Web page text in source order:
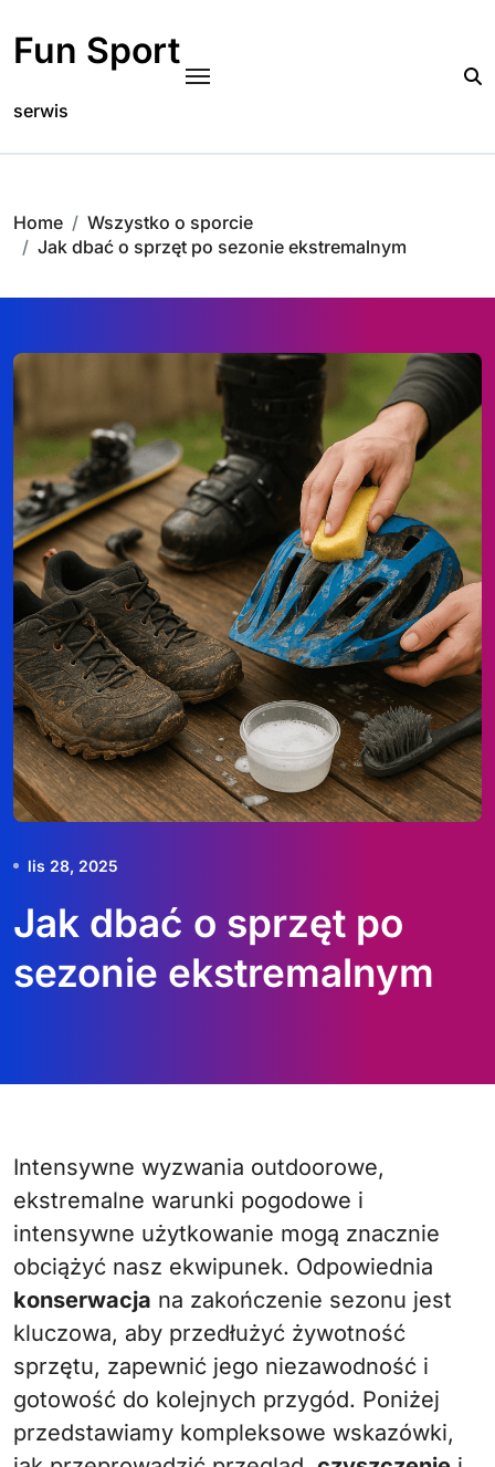
content
Fun Sport
serwis
Home
Wszystko o sporcie
Jak dbać o sprzęt po sezonie ekstremalnym
lis 28, 2025
Jak dbać o sprzęt po
sezonie ekstremalnym
Intensywne wyzwania outdoorowe,
ekstremalne warunki pogodowe i
intensywne użytkowanie mogą znacznie
obciążyć nasz ekwipunek. Odpowiednia
konserwacja na zakończenie sezonu jest
kluczowa, aby przedłużyć żywotność
sprzętu, zapewnić jego niezawodność i
gotowość do kolejnych przygód. Poniżej
przedstawiamy kompleksowe wskazówki,